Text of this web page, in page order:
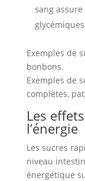
sang
Exemples de
bonbons.
Exemples de
complètes,
Les
l’énergie
Les sucres
niveau
énergétique